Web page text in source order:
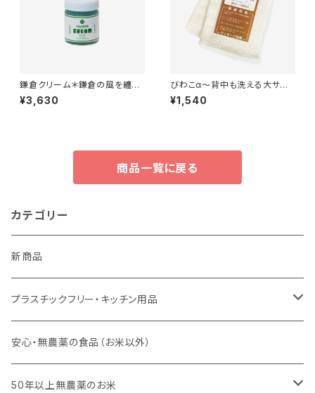
鎌倉クリーム＊鎌倉の風を纏う
自然派ヘアクリーム＊人工香料
不使用＊35g
¥3,630
びわこα～背中も洗える大サイ
ズ！～
¥1,540
商品一覧に戻る
カテゴリー
新商品
プラスチックフリー・キッチン用品
キッチンスポンジ・キッチンブラシ
びわこ・和太布（日本独自の方法で織られた木綿の布巾）
安心・無農薬の食品（お米以外）
50年以上無農薬のお米